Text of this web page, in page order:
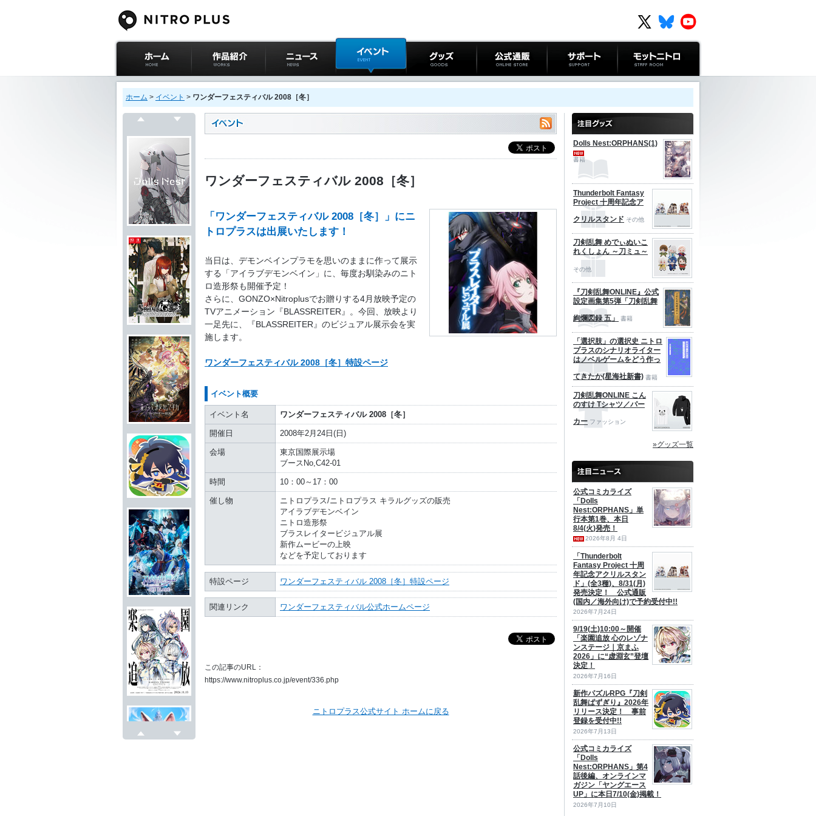
ニトロプラス公式
サイト ホーム
作品紹介 ニュース イベント グッズ 公式通販 サポート モットニトロ
ホーム > イベント > ワンダーフェスティバル 2008［冬］
ワンダーフェスティバル 2008［冬］
「ワンダーフェスティバル 2008［冬］」にニ
トロプラスは出展いたします！
当日は、デモンベインプラモを思いのままに作って展示
する「アイラブデモンベイン」に、毎度お馴染みのニト
ロ造形祭も開催予定！
さらに、GONZO×Nitroplusでお贈りする4月放映予定の
TVアニメーション『BLASSREITER』。今回、放映より
一足先に、『BLASSREITER』のビジュアル展示会を実
施します。
ワンダーフェスティバル 2008［冬］特設ページ
イベント概要
イベント名 ワンダーフェスティバル 2008［冬］
開催日 2008年2月24日(日)
会場
東京国際展示場
ブースNo,C42-01
時間 10：00～17：00
催し物
ニトロプラス/ニトロプラス キラルグッズの販売
アイラブデモンベイン
ニトロ造形祭
ブラスレイタービジュアル展
新作ムービーの上映
などを予定しております
特設ページ ワンダーフェスティバル 2008［冬］特設ページ
関連リンク ワンダーフェスティバル公式ホームページ
この記事のURL：
https://www.nitroplus.co.jp/event/336.php
ニトロプラス公式サイト ホームに戻る
Dolls Nest:ORPHANS(1)
書籍
Thunderbolt Fantasy
Project 十周年記念ア
クリルスタンド その他
刀剣乱舞 めでぃぬいこ
れくしょん ～刀ミュ～
その他
『刀剣乱舞ONLINE』公式
設定画集第5弾「刀剣乱舞
絢爛図録 五」 書籍
「選択肢」の選択史 ニトロ
プラスのシナリオライター
はノベルゲームをどう作っ
てきたか(星海社新書) 書籍
刀剣乱舞ONLINE こん
のすけ Tシャツ／パー
カー ファッション
»グッズ一覧
公式コミカライズ
「Dolls
Nest:ORPHANS」単
行本第1巻、本日
8/4(火)発売！
2026年8月 4日
「Thunderbolt
Fantasy Project 十周
年記念アクリルスタン
ド」(全3種)、8/31(月)
発売決定！ 公式通販
(国内／海外向け)で予約受付中!!
2026年7月24日
9/19(土)10:00～開催
「楽園追放 心のレゾナ
ンステージ｜京まふ
2026」に“虚淵玄”登壇
決定！
2026年7月16日
新作パズルRPG『刀剣
乱舞ぱずぎり』2026年
リリース決定！ 事前
登録を受付中!!
2026年7月13日
公式コミカライズ
「Dolls
Nest:ORPHANS」第4
話後編、オンラインマ
ガジン「ヤングエース
UP」に本日7/10(金)掲載！
2026年7月10日